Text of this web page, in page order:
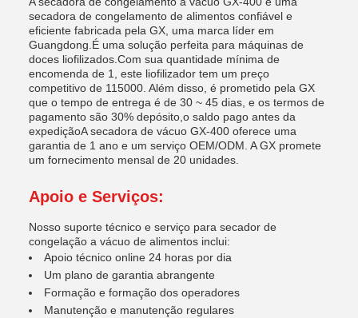
secadora de congelamento de alimentos confiável e
eficiente fabricada pela GX, uma marca líder em
Guangdong.É uma solução perfeita para máquinas de
doces liofilizados.Com sua quantidade mínima de
encomenda de 1, este liofilizador tem um preço
competitivo de 115000. Além disso, é prometido pela GX
que o tempo de entrega é de 30 ~ 45 dias, e os termos de
pagamento são 30% depósito,o saldo pago antes da
expediçãoA secadora de vácuo GX-400 oferece uma
garantia de 1 ano e um serviço OEM/ODM. A GX promete
um fornecimento mensal de 20 unidades.
Apoio e Serviços:
Nosso suporte técnico e serviço para secador de
congelação a vácuo de alimentos inclui:
Apoio técnico online 24 horas por dia
Um plano de garantia abrangente
Formação e formação dos operadores
Manutenção e manutenção regulares